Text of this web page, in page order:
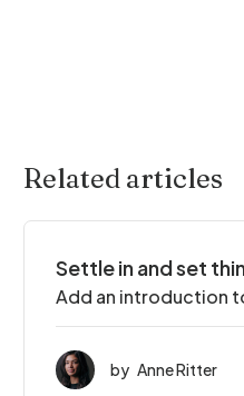
Related articles
Settle in and set
Add an introduction
by Anne Ritter